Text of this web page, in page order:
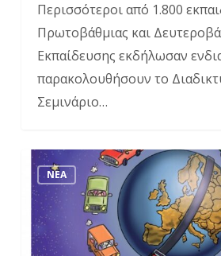
Περισσότεροι από 1.800
Πρωτοβάθμιας και
Εκπαίδευσης εκδήλωσαν
παρακολουθήσουν το
Σεμινάριο…
Κανένα
τροχαίο
δυστύχημα
τη
βραδιά
ΝΈΑ